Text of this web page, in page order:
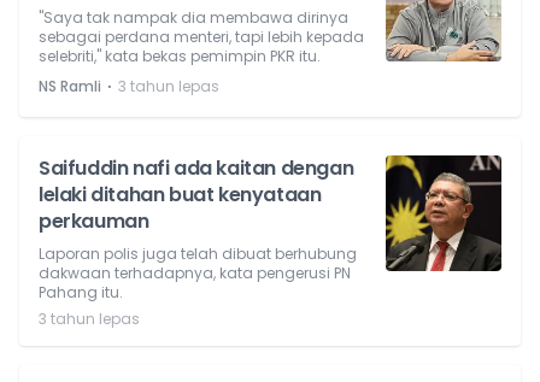
"Saya tak nampak dia membawa dirinya
sebagai perdana menteri, tapi lebih kepada
selebriti," kata bekas pemimpin PKR itu.
NS Ramli ⋅ 3 tahun lepas
Saifuddin nafi ada kaitan dengan
lelaki ditahan buat kenyataan
perkauman
Laporan polis juga telah dibuat berhubung
dakwaan terhadapnya, kata pengerusi PN
Pahang itu.
3 tahun lepas